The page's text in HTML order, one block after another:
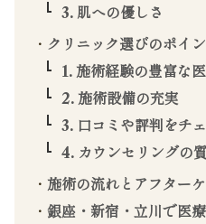
3. 肌への優しさ
クリニック選びのポイン
1. 施術経験の豊富な
2. 施術設備の充実
3. 口コミや評判をチ
4. カウンセリングの質
施術の流れとアフター
銀座・新宿・立川で医